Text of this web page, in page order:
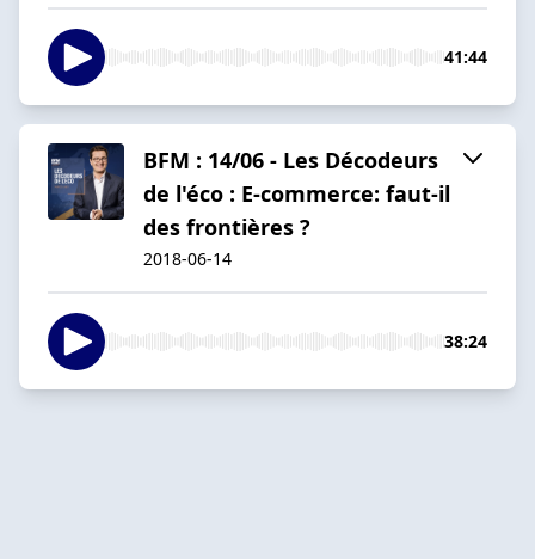
41:44
BFM : 14/06 - Les Décodeurs
de l'éco : E-commerce: faut-il
des frontières ?
2018-06-14
38:24